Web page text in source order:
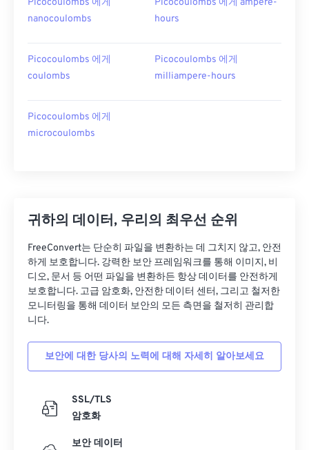
Picocoulombs 에게
nanocoulombs
Picocoulombs 에게 ampere-
hours
Picocoulombs 에게
coulombs
Picocoulombs 에게
milliampere-hours
Picocoulombs 에게
microcoulombs
귀하의 데이터, 우리의 최우선 순위
FreeConvert는 단순히 파일을 변환하는 데 그치지 않고, 안전
하게 보호합니다. 강력한 보안 프레임워크를 통해 이미지, 비
디오, 문서 등 어떤 파일을 변환하든 항상 데이터를 안전하게
보호합니다. 고급 암호화, 안전한 데이터 센터, 그리고 철저한
모니터링을 통해 데이터 보안의 모든 측면을 철저히 관리합
니다.
보안에 대한 당사의 노력에 대해 자세히 알아보세요
SSL/TLS
암호화
보안 데이터